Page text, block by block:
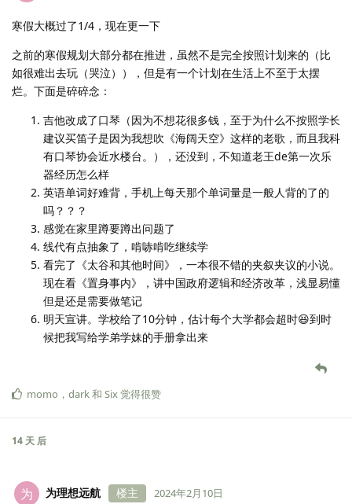
寒假大概过了1/4，现在更一下
之前的寒假规划大部分都在推进，虽然不是完全按照计划来的（比
如很难出去玩（哭泣）），但是有一个计划在生活上不至于太摆
烂。下面是碎碎念：
吉他改成了口琴（因为不想花很多钱，至于为什么不按照学长
建议买笛子是因为我想吹《海阔天空》这样的老歌，而且我科
有口琴协会近水楼台。），还没到，不知道老王de第一次乐
器经历怎么样
英语单词好难背，手机上每天那个单词量是一般人背的了的
吗？？？
感觉在家里蹲要蹲出问题了
线代有点抽象了，啃哧啃吃继续学
看完了《太谷和其他时间》，一本很不错的夹叙夹议的小说。
现在看《置身事内》，讲中国政府逻辑和经济改革，浅显易懂
但是还是需要做笔记
明天宣讲。学校给了10分钟，估计每个大学都会超时😆到时
候把我写给学弟学妹的手册拿出来
momo ， dark和 Six觉得很赞
14 天 后
为 为理想远航 楼主 2024年2月10日